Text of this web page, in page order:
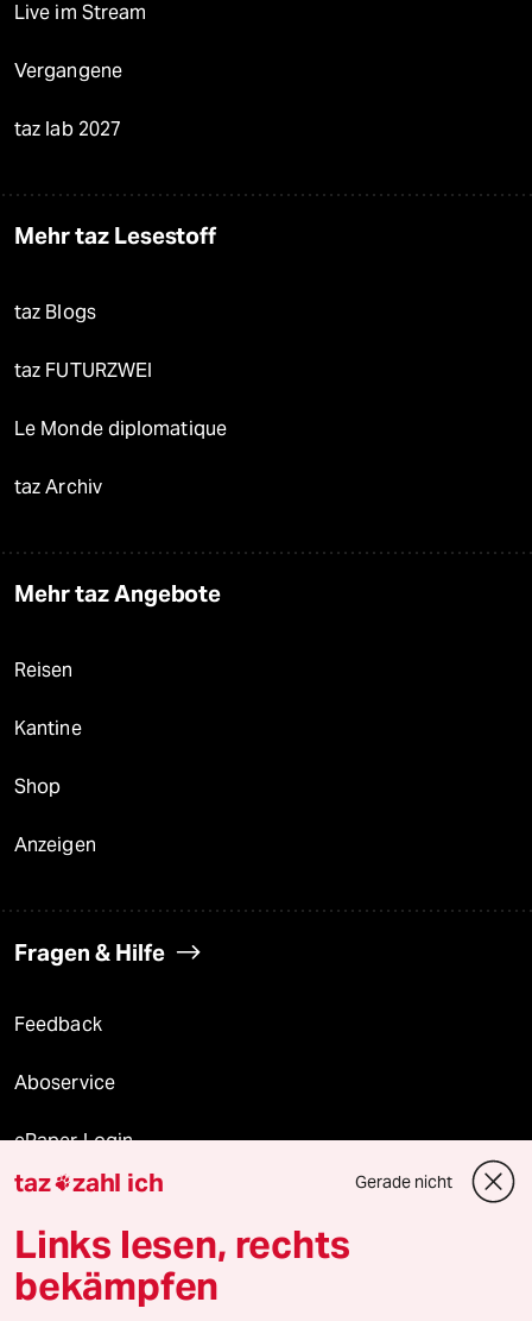
Live im Stream
Vergangene
taz lab 2027
Mehr taz Lesestoff
taz Blogs
taz FUTURZWEI
Le Monde diplomatique
taz Archiv
Mehr taz Angebote
Reisen
Kantine
Shop
Anzeigen
Fragen & Hilfe
Feedback
Aboservice
ePaper Login
Downloads für Abonnierende
© 2026 taz Verlags und Vertriebs GmbH
taz zahl ich Gerade nicht
Links lesen, rechts
bekämpfen